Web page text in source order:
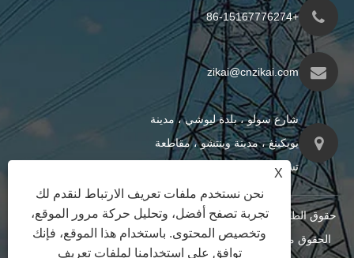
+86-15167776274
zikai@cnzikai.com
شارع سولو ، بلدة ليوشي ، مدينة
يويكينغ ، مدينة وينتشو ، مقاطعة
تشجيانغ ، الصين
حقوق الطبع والنشر © 2024 Shanghai Zikai Electric Co. ، Ltd. جميع
الحقوق محفوظة
Links | Sitemap|RSS|XML
|سياسة
X
نحن نستخدم ملفات تعريف الارتباط لنقدم لك
تجربة تصفح أفضل، وتحليل حركة مرور الموقع،
وتخصيص المحتوى. باستخدام هذا الموقع، فإنك
توافق على استخدامنا لملفات تعريف